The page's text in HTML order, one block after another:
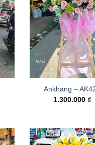
Ankhang –
1.300.000₫